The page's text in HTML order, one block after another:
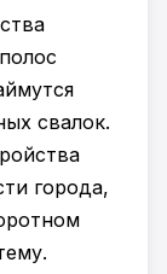
свалок.
города,